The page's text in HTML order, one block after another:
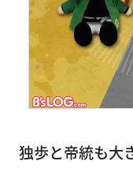
独歩と帝統も大